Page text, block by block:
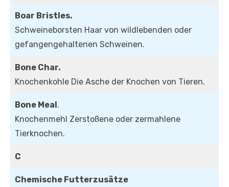
Boar Bristles.
Schweineborsten Haar von wildlebenden oder
gefangengehaltenen Schweinen.
Bone Char.
Knochenkohle Die Asche der Knochen von Tieren.
Bone Meal.
Knochenmehl Zerstoßene oder zermahlene
Tierknochen.
C
Chemische Futterzusätze